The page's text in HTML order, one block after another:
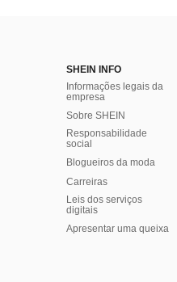
SHEIN INFO
Informações legais da
empresa
Sobre SHEIN
Responsabilidade
social
Blogueiros da moda
Carreiras
Leis dos serviços
digitais
Apresentar uma queixa